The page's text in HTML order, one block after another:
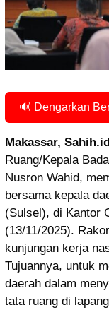
🔊 Dengarkan
Makassar,
Ruang/Kepala
Nusron Wahid,
bersama kepala
(Sulsel), di Kantor
(13/11/2025).
kunjungan kerja
Tujuannya, untuk
daerah dalam
tata ruang di